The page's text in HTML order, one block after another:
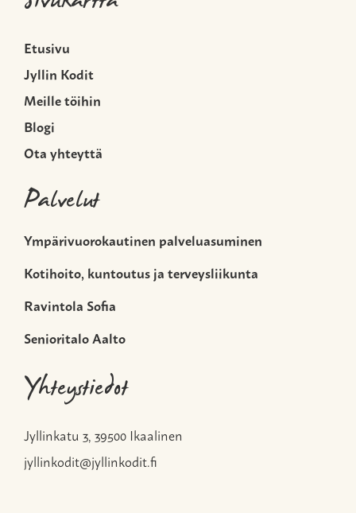
Etusivu
Jyllin Kodit
Meille töihin
Blogi
Ota yhteyttä
Palvelut
Ympärivuorokautinen palveluasuminen
Kotihoito, kuntoutus ja terveysliikunta
Ravintola Sofia
Senioritalo Aalto
Yhteystiedot
Jyllinkatu 3, 39500 Ikaalinen
jyllinkodit@jyllinkodit.fi